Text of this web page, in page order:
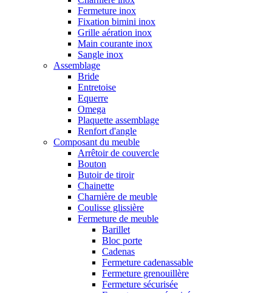
Fermeture inox
Fixation bimini inox
Grille aération inox
Main courante inox
Sangle inox
Assemblage
Bride
Entretoise
Equerre
Omega
Plaquette assemblage
Renfort d'angle
Composant du meuble
Arrêtoir de couvercle
Bouton
Butoir de tiroir
Chainette
Charnière de meuble
Coulisse glissière
Fermeture de meuble
Barillet
Bloc porte
Cadenas
Fermeture cadenassable
Fermeture grenouillère
Fermeture sécurisée